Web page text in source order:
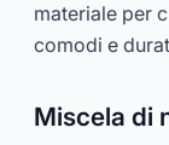
materiale per
comodi e
Miscela di